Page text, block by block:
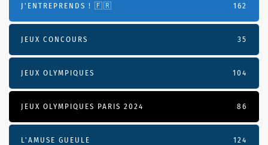
J'ENTREPRENDS ! 🇫🇷 162
JEUX CONCOURS 35
JEUX OLYMPIQUES 104
JEUX OLYMPIQUES PARIS 2024 86
L'AMUSE GUEULE 124